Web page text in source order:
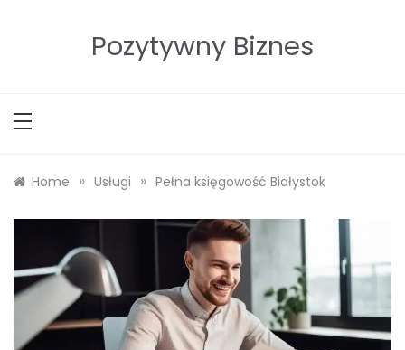
Pozytywny Biznes
Home » Usługi » Pełna księgowość Białystok